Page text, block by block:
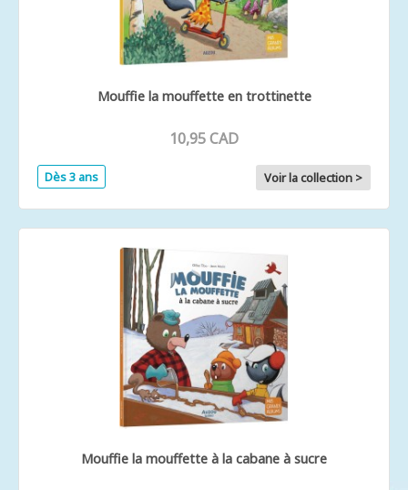
Mouffie la mouffette en trottinette
10,95 CAD
Dès 3 ans Voir la collection >
Mouffie la mouffette à la cabane à sucre